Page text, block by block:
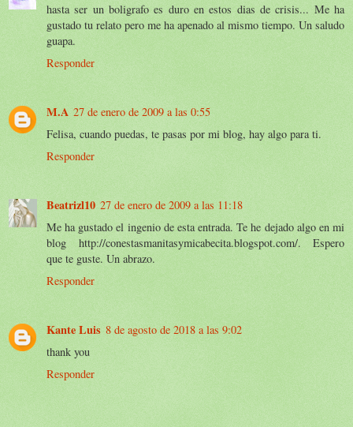
hasta ser un boligrafo es duro en estos dias de crisis... Me ha
gustado tu relato pero me ha apenado al mismo tiempo. Un saludo
guapa.
Responder
M.A 27 de enero de 2009 a las 0:55
Felisa, cuando puedas, te pasas por mi blog, hay algo para ti.
Responder
Beatrizl10 27 de enero de 2009 a las 11:18
Me ha gustado el ingenio de esta entrada. Te he dejado algo en mi
blog http://conestasmanitasymicabecita.blogspot.com/. Espero
que te guste. Un abrazo.
Responder
Kante Luis 8 de agosto de 2018 a las 9:02
thank you
Responder